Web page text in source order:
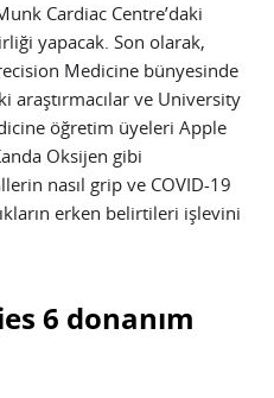
Cardiac Centre’daki
yapacak. Son olarak,
Medicine bünyesinde
araştırmacılar ve University
öğretim üyeleri Apple
Oksijen gibi
nasıl grip ve COVID-19
erken belirtileri işlevini
6 donanım